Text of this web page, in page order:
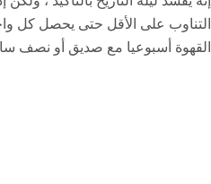
التناوب على الأقل حتى يحصل كل
القهوة أسبوعيا مع صديق أو نصف